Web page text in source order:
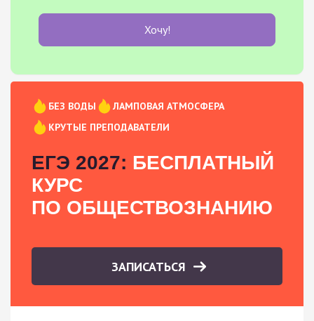
Хочу!
БЕЗ ВОДЫ
ЛАМПОВАЯ АТМОСФЕРА
КРУТЫЕ ПРЕПОДАВАТЕЛИ
ЕГЭ 2027: БЕСПЛАТНЫЙ
КУРС
ПО ОБЩЕСТВОЗНАНИЮ
ЗАПИСАТЬСЯ